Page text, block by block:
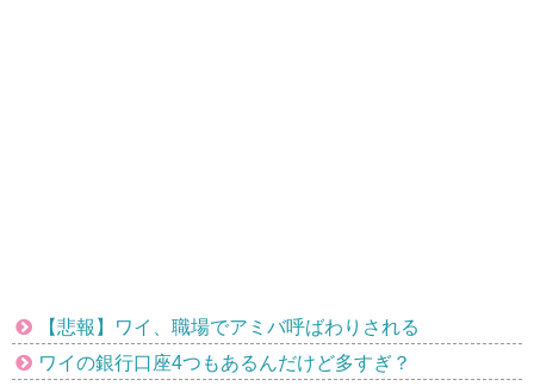
【悲報】ワイ、職場でアミバ呼ばわりされる
ワイの銀行口座4つもあるんだけど多すぎ？